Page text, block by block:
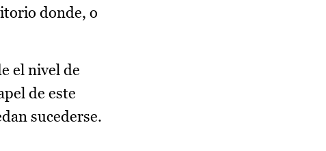
donde, o
el nivel de
de este
sucederse.